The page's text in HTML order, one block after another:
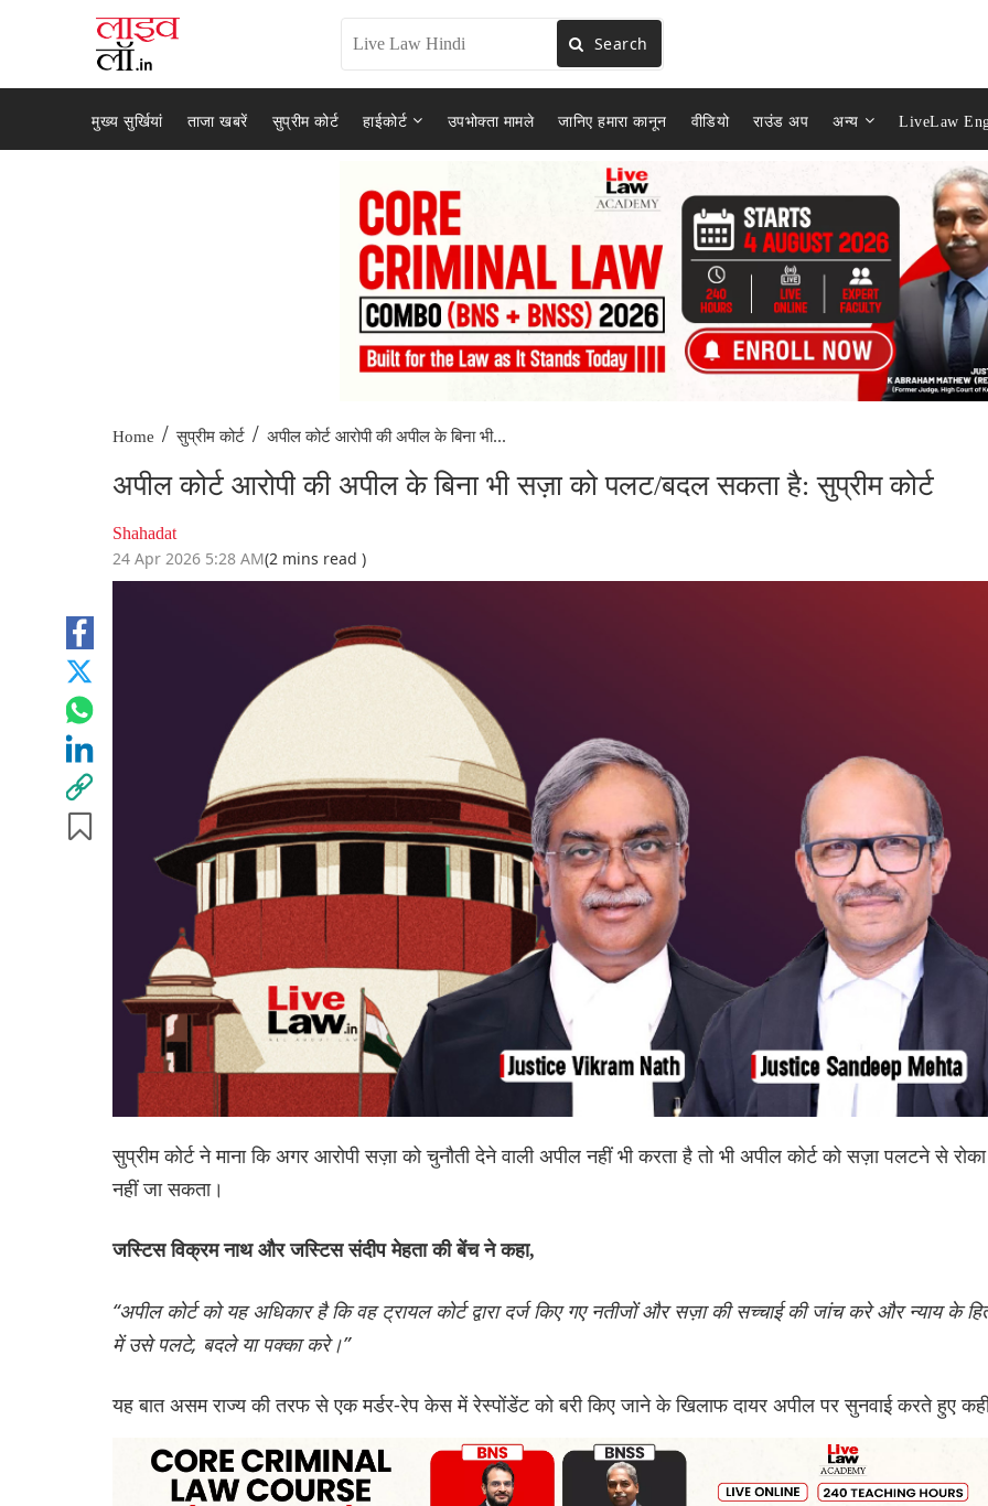
Search
मुख्य सुर्खियां ताजा खबरें सुप्रीम कोर्ट हाईकोर्ट उपभोक्ता मामले जानिए हमारा कानून वीडियो राउंड अप अन्य LiveLaw
Home / सुप्रीम कोर्ट / अपील कोर्ट आरोपी की अपील के बिना भी...
अपील कोर्ट आरोपी की अपील के बिना भी सज़ा को पलट/बदल सकता है: सुप्रीम कोर्ट
Shahadat
24 Apr 2026 5:28 AM(2 mins read )
सुप्रीम कोर्ट ने माना कि अगर आरोपी सज़ा को चुनौती देने वाली अपील नहीं भी करता है तो भी अपील कोर्ट को सज़ा पलटने से रोका
नहीं जा सकता।
जस्टिस विक्रम नाथ और जस्टिस संदीप मेहता की बेंच ने कहा,
“अपील कोर्ट को यह अधिकार है कि वह ट्रायल कोर्ट द्वारा दर्ज किए गए नतीजों और सज़ा की सच्चाई की जांच करे और न्याय के
में उसे पलटे, बदले या पक्का करे।”
यह बात असम राज्य की तरफ से एक मर्डर-रेप केस में रेस्पोंडेंट को बरी किए जाने के खिलाफ दायर अपील पर सुनवाई करते हुए